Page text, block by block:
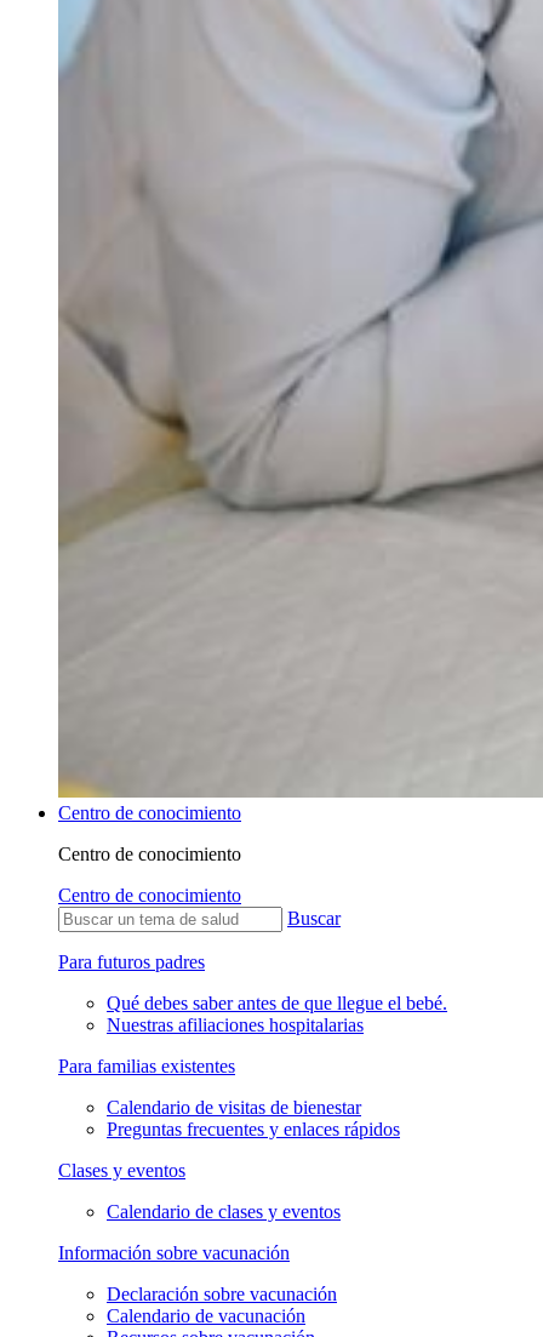
Centro de conocimiento
Centro de conocimiento
Centro de conocimiento
Buscar
Para futuros padres
Qué debes saber antes de que llegue el bebé.
Nuestras afiliaciones hospitalarias
Para familias existentes
Calendario de visitas de bienestar
Preguntas frecuentes y enlaces rápidos
Clases y eventos
Calendario de clases y eventos
Información sobre vacunación
Declaración sobre vacunación
Calendario de vacunación